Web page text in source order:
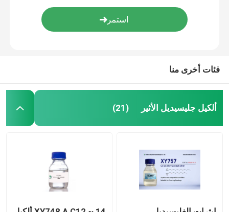
فئات أخرى منا
ألكيل جليسيديل الأثير (21)